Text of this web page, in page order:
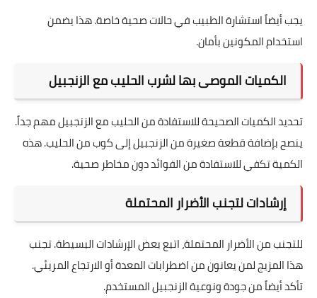
يجب أيضاً استشارة الطبيب في حالات صحية خاصة. هذا يضمن
استخدام المكونين بأمان.
الكميات الموصى بها لشرب الحليب مع الزنجبيل
تحديد الكميات الصحيحة للاستفادة من الحليب مع الزنجبيل مهم جداً.
ينصح بإضافة قطعة صغيرة من الزنجبيل إلى كوب من الحليب. هذه
الكمية تكفي للاستفادة من الفوائد دون مخاطر صحية.
إرشادات لتجنب الأضرار المحتملة
للتجنب من الأضرار المحتملة، اتبع بعض الإرشادات البسيطة. تجنب
هذا المزيج لمن يعانون من اضطرابات المعدة أو الارتجاع المريئي.
تأكد أيضاً من جودة ونوعية الزنجبيل المستخدم.